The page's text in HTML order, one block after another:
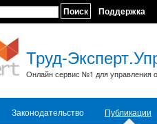
Поиск Поддержка
Труд-
Онлайн сервис №1 для управления
Законодательство Публикации